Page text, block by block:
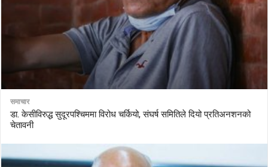
समाचार
डा. केसीविरुद्ध सुदूरपश्चिममा विरोध चर्कियो, संघर्ष समितिले दियो प्रतिअनशनको
चेतावनी